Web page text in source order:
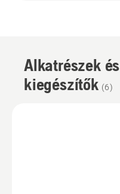
Alkatrészek és
kiegészítők (6)